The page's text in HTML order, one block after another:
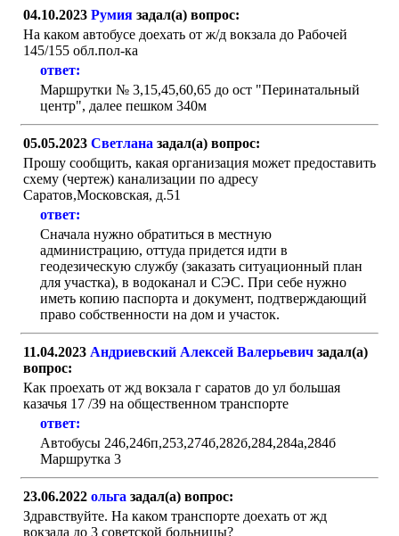
04.10.2023 Румия задал(а) вопрос:
На каком автобусе доехать от ж/д вокзала до Рабочей
145/155 обл.пол-ка
ответ:
Маршрутки № 3,15,45,60,65 до ост "Перинатальный
центр", далее пешком 340м
05.05.2023 Светлана задал(а) вопрос:
Прошу сообщить, какая организация может предоставить
схему (чертеж) канализации по адресу
Саратов,Московская, д.51
ответ:
Сначала нужно обратиться в местную
администрацию, оттуда придется идти в
геодезическую службу (заказать ситуационный план
для участка), в водоканал и СЭС. При себе нужно
иметь копию паспорта и документ, подтверждающий
право собственности на дом и участок.
11.04.2023 Андриевский Алексей Валерьевич задал(а)
вопрос:
Как проехать от жд вокзала г саратов до ул большая
казачья 17 /39 на общественном транспорте
ответ:
Автобусы 246,246п,253,274б,282б,284,284а,284б
Маршрутка 3
23.06.2022 ольга задал(а) вопрос:
Здравствуйте. На каком транспорте доехать от жд
вокзала до 3 советской больницы?